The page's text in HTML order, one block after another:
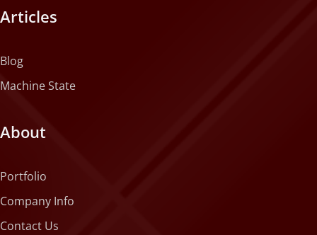
Articles
Blog
Machine State
About
Portfolio
Company Info
Contact Us